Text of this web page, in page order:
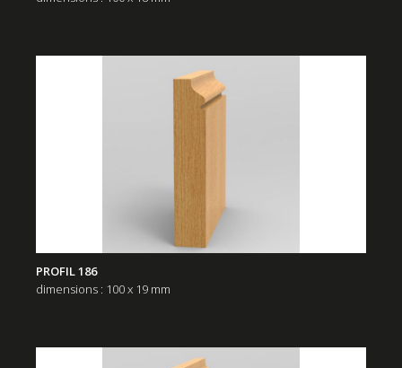
PROFIL 186
dimensions : 100 x 19 mm